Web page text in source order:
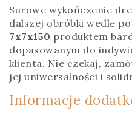
Surowe wykończenie
dalszej obróbki wedle
7x7x150 produktem
dopasowanym do
klienta. Nie czekaj,
jej uniwersalności i
Informacje